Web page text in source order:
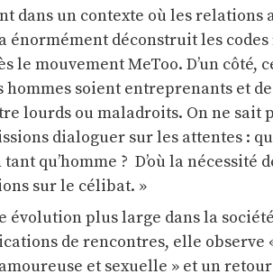
dans un contexte où les relations
énormément déconstruit les
le mouvement MeToo. D’un côté,
hommes soient entreprenants et
lourds ou maladroits. On ne sait
dialoguer sur les attentes :
qu’homme ? D’où la nécessité
sur le célibat. »
évolution plus large dans la
de rencontres, elle observe
et sexuelle » et un